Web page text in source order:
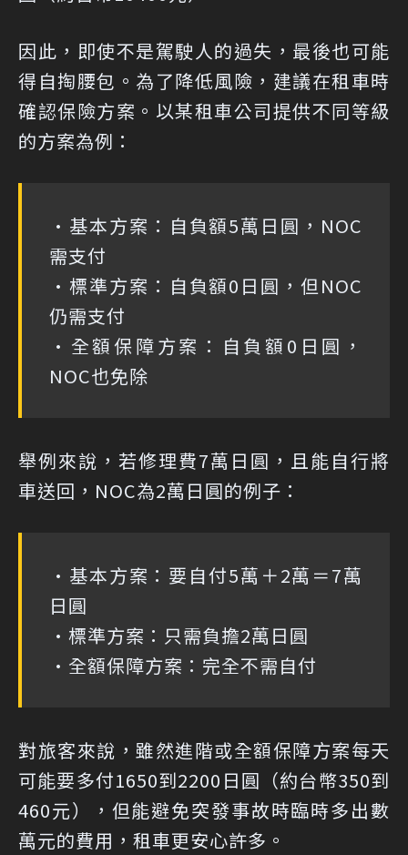
因此，即使不是駕駛人的過失，最後也可能
得自掏腰包。為了降低風險，建議在租車時
確認保險方案。以某租車公司提供不同等級
的方案為例：
•基本方案：自負額5萬日圓，NOC
需支付
•標準方案：自負額0日圓，但NOC
仍需支付
•全額保障方案：自負額0日圓，
NOC也免除
舉例來說，若修理費7萬日圓，且能自行將
車送回，NOC為2萬日圓的例子：
•基本方案：要自付5萬＋2萬＝7萬
日圓
•標準方案：只需負擔2萬日圓
•全額保障方案：完全不需自付
對旅客來說，雖然進階或全額保障方案每天
可能要多付1650到2200日圓（約台幣350到
460元），但能避免突發事故時臨時多出數
萬元的費用，租車更安心許多。